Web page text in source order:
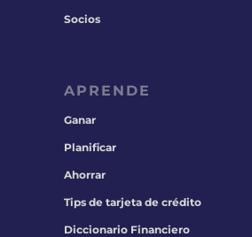
Socios
APRENDE
Ganar
Planificar
Ahorrar
Tips de tarjeta de crédito
Diccionario Financiero